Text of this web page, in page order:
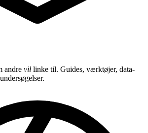
andre vil linke til. Guides, værktøjer, data-